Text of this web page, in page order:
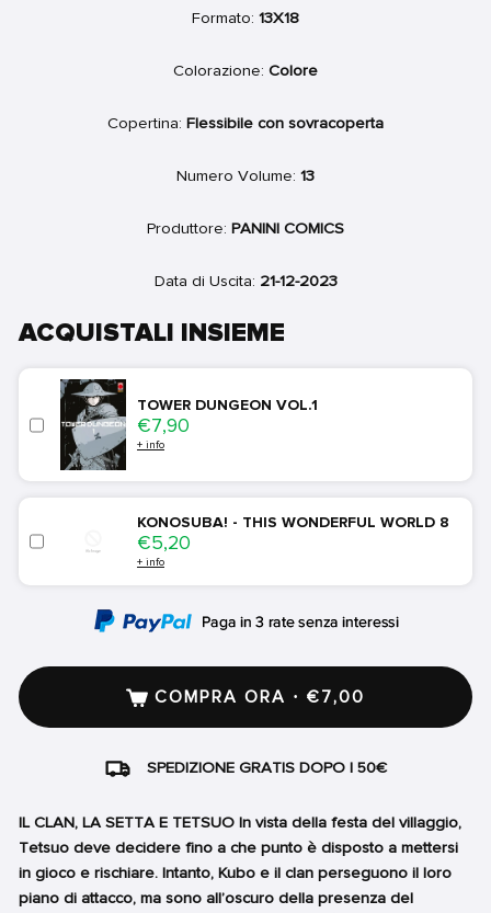
Formato: 13X18
Colorazione: Colore
Copertina: Flessibile con sovracoperta
Numero Volume: 13
Produttore: PANINI COMICS
Data di Uscita: 21-12-2023
ACQUISTALI INSIEME
TOWER DUNGEON VOL.1
Price
€7,90
+ info
KONOSUBA! - THIS WONDERFUL WORLD 8
Price
€5,20
+ info
COMPRA ORA · €7,00
SPEDIZIONE GRATIS DOPO I 50€
IL CLAN, LA SETTA E TETSUO In vista della festa del villaggio,
Tetsuo deve decidere fino a che punto è disposto a mettersi
in gioco e rischiare. Intanto, Kubo e il clan perseguono il loro
piano di attacco, ma sono all’oscuro della presenza del